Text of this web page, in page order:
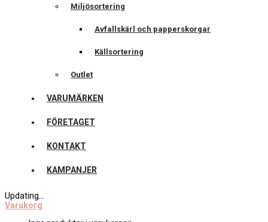
Miljösortering
Avfallskärl och papperskorgar
Källsortering
Outlet
VARUMÄRKEN
FÖRETAGET
KONTAKT
KAMPANJER
Updating…
Varukorg